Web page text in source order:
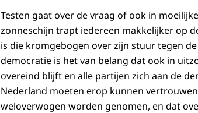
Testen gaat over de vraag of ook in
zonneschijn trapt iedereen makkelijker op
is die kromgebogen over zijn stuur tegen
democratie is het van belang dat ook in
overeind blijft en alle partijen zich aan de
Nederland moeten erop kunnen
weloverwogen worden genomen, en dat